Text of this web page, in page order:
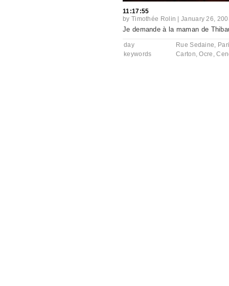
11:17:55
by Timothée Rolin |January 26,
Je demande à la maman de
day
Rue Sedaine,
keywords
Carton,Ocre ,